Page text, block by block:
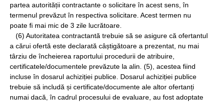
partea autorității contractante o solicitare în acest sens, în
termenul prevăzut în respectiva solicitare. Acest termen nu
poate fi mai mic de 3 zile lucrătoare.
(6) Autoritatea contractantă trebuie să se asigure că ofertantul
a cărui ofertă este declarată câștigătoare a prezentat, nu mai
târziu de încheierea raportului procedurii de atribuire,
certificatele/documentele prevăzute la alin. (5), acestea fiind
incluse în dosarul achiziției publice. Dosarul achiziției publice
trebuie să includă și certificate/documente ale altor ofertanți
numai dacă, în cadrul procesului de evaluare, au fost adoptate